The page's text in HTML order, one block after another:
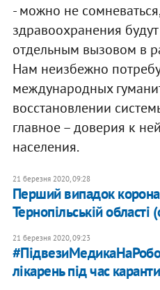
- можно не
здравоохранения
отдельным вызовом в
Нам неизбежно
международных
восстановлении
главное – доверия к
населения.
21 березня 2020, 09:28
Перший випадок
Тернопільській
21 березня 2020, 09:23
лікарень під час